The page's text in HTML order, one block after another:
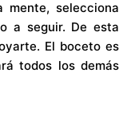
selecciona
a seguir. De esta
El boceto es
todos los demás